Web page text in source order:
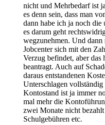
nicht und Mehrbedarf ist
es denn sein, dass man
dann habe ich ja noch
es darum geht
wegzunehmen. Und dann
Jobcenter sich mit den
Verzug befindet, aber das
beantragt. Auch auf
daraus entstandenen
Unterschlagen
Kontostand ist ja immer
mal mehr die
zwei Monate nicht
Schulgebühren etc.